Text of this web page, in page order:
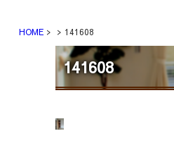
HOME 141608
141608